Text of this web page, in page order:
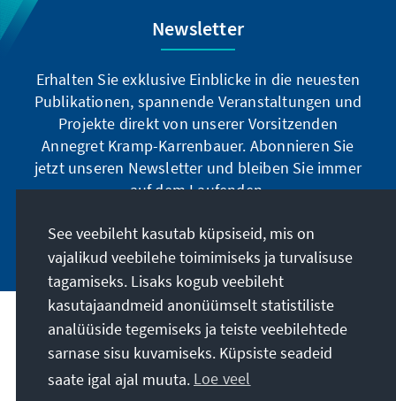
Newsletter
Erhalten Sie exklusive Einblicke in die neuesten
Publikationen, spannende Veranstaltungen und
Projekte direkt von unserer Vorsitzenden
Annegret Kramp-Karrenbauer. Abonnieren Sie
jetzt unseren Newsletter und bleiben Sie immer
auf dem Laufenden.
Jetzt abonnieren
Meie missioon
Kontakt
See veebileht kasutab küpsiseid, mis on
vajalikud veebilehe toimimiseks ja turvalisuse
tagamiseks. Lisaks kogub veebileht
kasutajaandmeid anonüümselt statistiliste
analüüside tegemiseks ja teiste veebilehtede
sarnase sisu kuvamiseks. Küpsiste seadeid
saate igal ajal muuta. Loe veel